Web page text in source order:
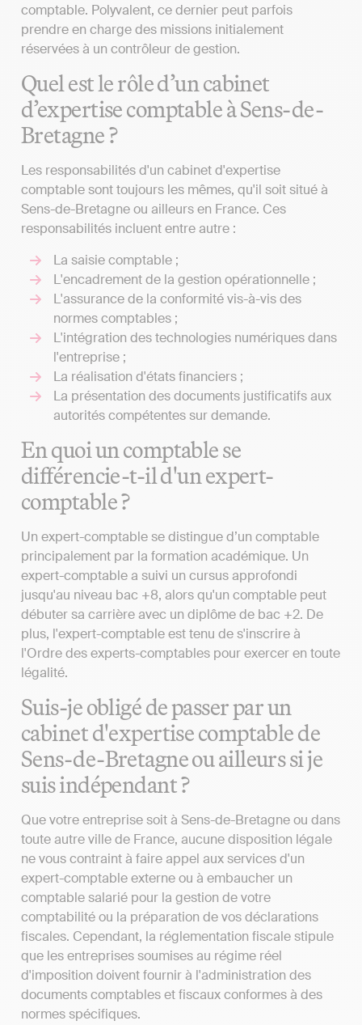
comptable. Polyvalent, ce dernier peut parfois
prendre en charge des missions initialement
réservées à un contrôleur de gestion.
Quel est le rôle d’un cabinet
d’expertise comptable à Sens-de-
Bretagne ?
Les responsabilités d'un cabinet d'expertise
comptable sont toujours les mêmes, qu'il soit situé à
Sens-de-Bretagne ou ailleurs en France. Ces
responsabilités incluent entre autre :
La saisie comptable ;
L'encadrement de la gestion opérationnelle ;
L'assurance de la conformité vis-à-vis des
normes comptables ;
L'intégration des technologies numériques dans
l'entreprise ;
La réalisation d'états financiers ;
La présentation des documents justificatifs aux
autorités compétentes sur demande.
En quoi un comptable se
différencie-t-il d'un expert-
comptable ?
Un expert-comptable se distingue d’un comptable
principalement par la formation académique. Un
expert-comptable a suivi un cursus approfondi
jusqu'au niveau bac +8, alors qu'un comptable peut
débuter sa carrière avec un diplôme de bac +2. De
plus, l'expert-comptable est tenu de s'inscrire à
l'Ordre des experts-comptables pour exercer en toute
légalité.
Suis-je obligé de passer par un
cabinet d'expertise comptable de
Sens-de-Bretagne ou ailleurs si je
suis indépendant ?
Que votre entreprise soit à Sens-de-Bretagne ou dans
toute autre ville de France, aucune disposition légale
ne vous contraint à faire appel aux services d'un
expert-comptable externe ou à embaucher un
comptable salarié pour la gestion de votre
comptabilité ou la préparation de vos déclarations
fiscales. Cependant, la réglementation fiscale stipule
que les entreprises soumises au régime réel
d'imposition doivent fournir à l'administration des
documents comptables et fiscaux conformes à des
normes spécifiques.